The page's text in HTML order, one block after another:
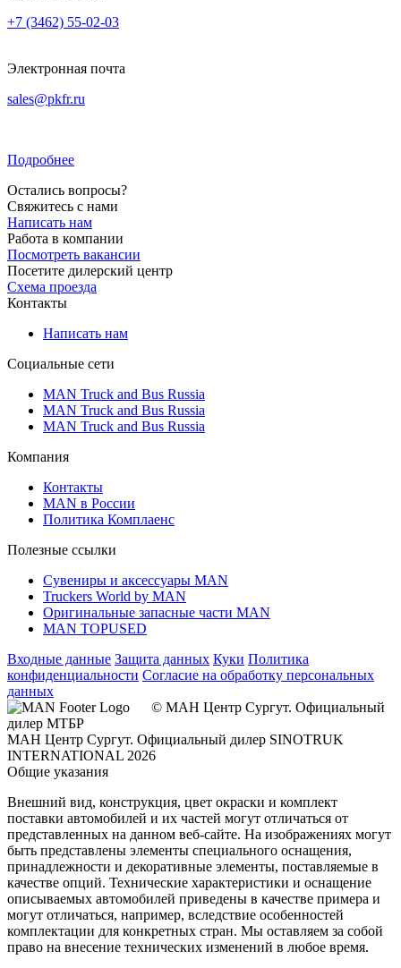
+7 (3462) 55-02-03
Электронная почта
sales@pkfr.ru
Подробнее
Остались вопросы?
Свяжитесь с нами
Написать нам
Работа в компании
Посмотреть вакансии
Посетите дилерский центр
Схема проезда
Контакты
Написать нам
Социальные сети
MAN Truck and Bus Russia
MAN Truck and Bus Russia
MAN Truck and Bus Russia
Компания
Контакты
MAN в России
Политика Комплаенс
Полезные ссылки
Сувениры и аксессуары MAN
Truckers World by MAN
Оригинальные запасные части MAN
MAN TOPUSED
Входные данные Защита данных Куки Политика
конфиденциальности Согласие на обработку персональных
данных
© МАН Центр Сургут. Официальный
дилер МТБР
МАН Центр Сургут. Официальный дилер SINOTRUK
INTERNATIONAL 2026
Общие указания
Внешний вид, конструкция, цвет окраски и комплект
поставки автомобилей и их частей могут отличаться от
представленных на данном веб-сайте. На изображениях могут
быть представлены элементы специального оснащения,
принадлежности и декоративные элементы, поставляемые в
качестве опций. Технические характеристики и оснащение
описываемых автомобилей приведены в качестве примера и
могут отличаться, например, вследствие особенностей
комплектации для конкретных стран. Мы оставляем за собой
право на внесение технических изменений в любое время.